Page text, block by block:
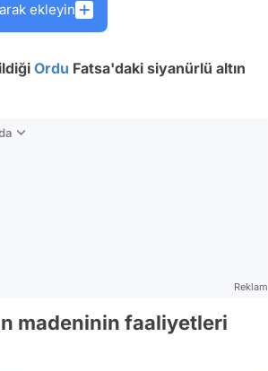
ekleyin
Ordu Fatsa'daki siyanürlü altın
Reklam
madeninin faaliyetleri